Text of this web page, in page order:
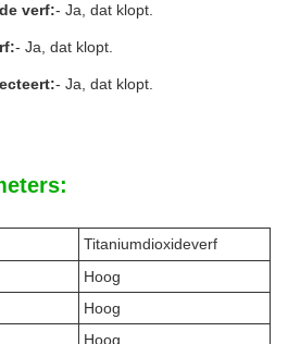
verf:- Ja, dat klopt.
- Ja, dat klopt.
- Ja, dat klopt.
Titaniumdioxideverf
Hoog
Hoog
Hoog